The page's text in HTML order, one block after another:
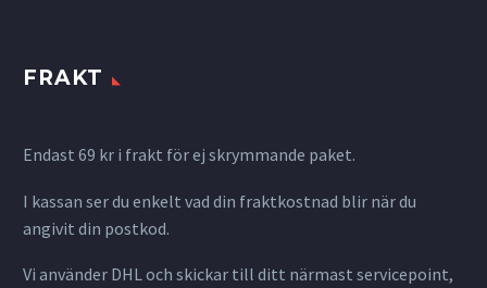
FRAKT
Endast 69 kr i frakt för ej skrymmande paket.
I kassan ser du enkelt vad din fraktkostnad blir när du
angivit din postkod.
Vi använder DHL och skickar till ditt närmast servicepoint,